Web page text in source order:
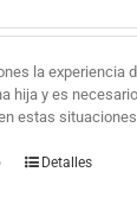
la experiencia
hija y es
estas
Detalles